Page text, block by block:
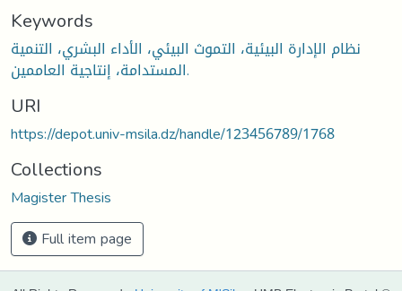
Keywords
نظام الإدارة البيئية، التموث البيئي، الأداء البشري، التنمية
المستدامة، إنتاجية العاممين.
URI
https://depot.univ-msila.dz/handle/123456789/1768
Collections
Magister Thesis
Full item page